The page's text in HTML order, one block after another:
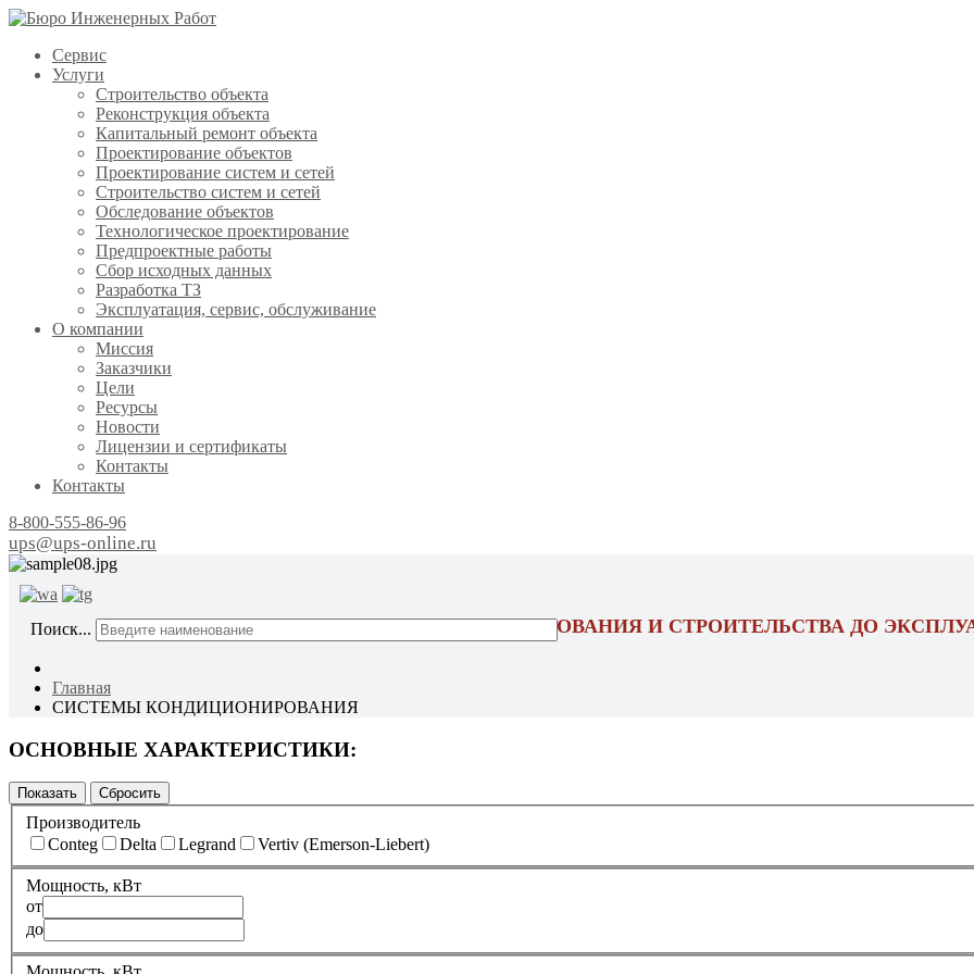
Сервис
Услуги
Строительство объекта
Реконструкция объекта
Капитальный ремонт объекта
Проектирование объектов
Проектирование систем и сетей
Строительство систем и сетей
Обследование объектов
Технологическое проектирование
Предпроектные работы
Сбор исходных данных
Разработка ТЗ
Эксплуатация, сервис, обслуживание
О компании
Миссия
Заказчики
Цели
Ресурсы
Новости
Лицензии и сертификаты
Контакты
Контакты
8-800-555-86-96
ups@ups-online.ru
ОТ ПРОЕКТИРОВАНИЯ И СТРОИТЕЛЬСТВА ДО
Поиск...
Главная
СИСТЕМЫ КОНДИЦИОНИРОВАНИЯ
ОСНОВНЫЕ ХАРАКТЕРИСТИКИ:
Производитель
Conteg
Delta Legrand Vertiv (Emerson-Liebert)
Мощность, кВт
от
до